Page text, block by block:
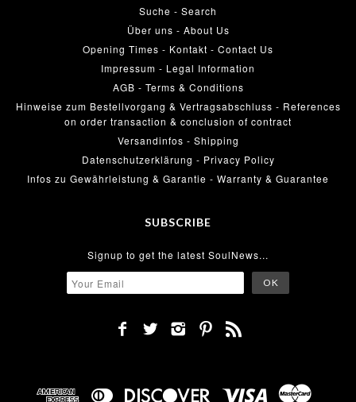
Suche - Search
Über uns - About Us
Opening Times - Kontakt - Contact Us
Impressum - Legal Information
AGB - Terms & Conditions
Hinweise zum Bestellvorgang & Vertragsabschluss - References
on order transaction & conclusion of contract
Versandinfos - Shipping
Datenschutzerklärung - Privacy Policy
Infos zu Gewährleistung & Garantie - Warranty & Guarantee
SUBSCRIBE
Signup to get the latest SoulNews...